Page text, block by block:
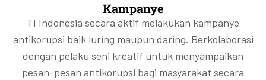
Kampanye
TI Indonesia secara aktif melakukan kampanye
antikorupsi baik luring maupun daring. Berkolaborasi
dengan pelaku seni kreatif untuk menyampaikan
pesan-pesan antikorupsi bagi masyarakat secara